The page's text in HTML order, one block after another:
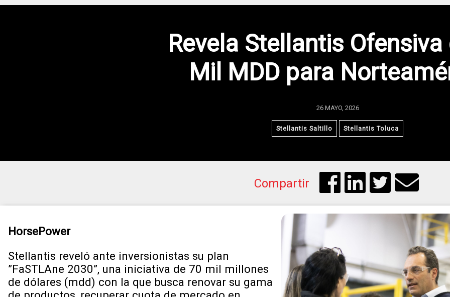
Revela Stellantis Ofensiva
Mil MDD para
26 MAYO, 2026
Stellantis Saltillo Stellantis Toluca
Compartir
HorsePower
Stellantis reveló ante inversionistas su plan
”FaSTLAne 2030”, una iniciativa de 70 mil millones
de dólares (mdd) con la que busca renovar su gama